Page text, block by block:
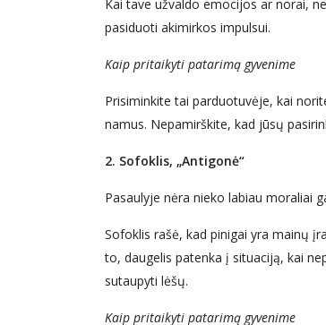
Kai tave užvaldo emocijos ar norai,
pasiduoti akimirkos impulsui.
Kaip pritaikyti patarimą gyvenime
Prisiminkite tai parduotuvėje, kai
namus. Nepamirškite, kad jūsų
2. Sofoklis, „Antigonė“
Pasaulyje nėra nieko labiau moraliai
Sofoklis rašė, kad pinigai yra mainų
to, daugelis patenka į situaciją, kai
sutaupyti lėšų.
Kaip pritaikyti patarimą gyvenime